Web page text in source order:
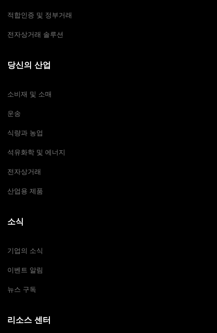
적합인증 및 정부거래
전자상거래 솔루션
당신의 산업
소비재 및 소매
운송
식량과 농업
석유화학 및 에너지
전자상거래
산업용 제품
소식
기업의 소식
이벤트 알림
뉴스 구독
리소스 센터